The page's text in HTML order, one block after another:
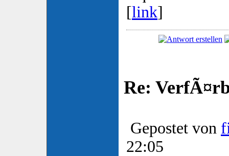
[link]
Re:
Gepostet von
22:05